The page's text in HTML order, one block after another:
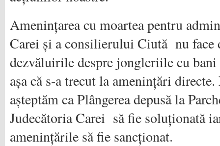
Amenințarea cu moartea pentru
Carei și a consilierului Ciută nu face
dezvăluirile despre jongleriile cu
așa că s-a trecut la amenințări directe.
așteptăm ca Plângerea depusă la
Judecătoria Carei să fie soluționată
amenințările să fie sancționat.